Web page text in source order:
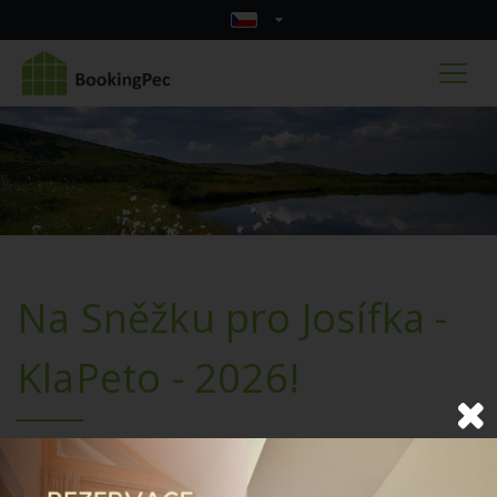
Na Sněžku pro Josífka -
KlaPeto - 2026!
Rezervujte si ubytování a přijeďte podpořit Josífka!